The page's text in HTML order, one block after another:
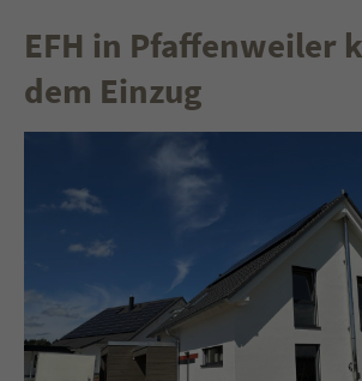
Passwort
Register| Lost your password?
Support
Lorem ipsum dolor sit amet:
EFH in Pfaffenweiler
dem Einzug